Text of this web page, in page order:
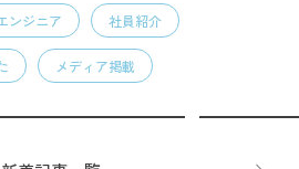
ンジニア 社員紹介
メディア掲載